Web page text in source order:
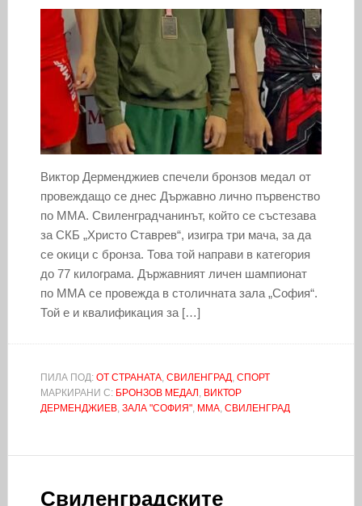
Виктор Дерменджиев спечели бронзов медал от
провеждащо се днес Държавно лично първенство
по ММА. Свиленградчанинът, който се състезава
за СКБ „Христо Ставрев“, изигра три мача, за да
се окици с бронза. Това той направи в категория
до 77 килограма. Държавният личен шампионат
по ММА се провежда в столичната зала „София“.
Той е и квалификация за […]
ПИЛА ПОД: ОТ СТРАНАТА, СВИЛЕНГРАД, СПОРТ
МАРКИРАНИ С: БРОНЗОВ МЕДАЛ , ВИКТОР
ДЕРМЕНДЖИЕВ, ЗАЛА "СОФИЯ", ММА, СВИЛЕНГРАД
Свиленградските